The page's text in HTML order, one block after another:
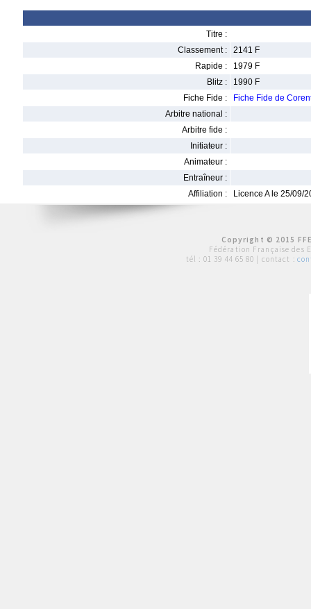
Titre :
Classement :
2141 F
Rapide :
1979 F
Blitz :
1990 F
Fiche Fide :
Fiche Fide de
Arbitre national :
Arbitre fide :
Initiateur :
Animateur :
Entraîneur :
Affiliation :
Licence A le 25/09/
Copyright © 2015
Fédération Française des
tél : 01 39 44 65 80 | contact :